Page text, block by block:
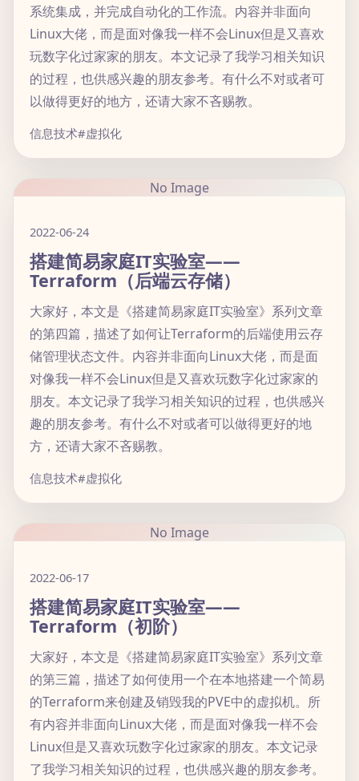
系统集成，并完成自动化的工作流。内容并非面向
Linux大佬，而是面对像我一样不会Linux但是又喜欢
玩数字化过家家的朋友。本文记录了我学习相关知识
的过程，也供感兴趣的朋友参考。有什么不对或者可
以做得更好的地方，还请大家不吝赐教。
信息技术#虚拟化
No Image
2022-06-24
搭建简易家庭IT实验室——
Terraform（后端云存储）
大家好，本文是《搭建简易家庭IT实验室》系列文章
的第四篇，描述了如何让Terraform的后端使用云存
储管理状态文件。内容并非面向Linux大佬，而是面
对像我一样不会Linux但是又喜欢玩数字化过家家的
朋友。本文记录了我学习相关知识的过程，也供感兴
趣的朋友参考。有什么不对或者可以做得更好的地
方，还请大家不吝赐教。
信息技术#虚拟化
No Image
2022-06-17
搭建简易家庭IT实验室——
Terraform（初阶）
大家好，本文是《搭建简易家庭IT实验室》系列文章
的第三篇，描述了如何使用一个在本地搭建一个简易
的Terraform来创建及销毁我的PVE中的虚拟机。所
有内容并非面向Linux大佬，而是面对像我一样不会
Linux但是又喜欢玩数字化过家家的朋友。本文记录
了我学习相关知识的过程，也供感兴趣的朋友参考。